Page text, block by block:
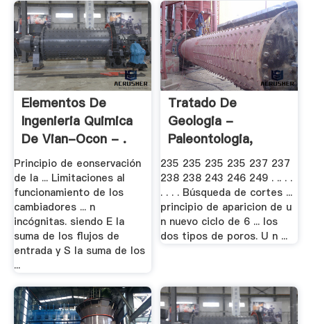
Elementos De
Ingenieria Quimica
De Vian-Ocon - .
Principio de eonservación
de la ... Limitaciones al
funcionamiento de los
cambiadores ... n
incógnitas. siendo E la
suma de los flujos de
entrada y S la suma de los
...
Tratado De
Geologia -
Paleontologia,
Estratigrafia 2
235 235 235 235 237 237
238 238 243 246 249 . .. . .
. . . . Búsqueda de cortes ...
principio de aparicion de u
n nuevo ciclo de 6 ... los
dos tipos de poros. U n ...